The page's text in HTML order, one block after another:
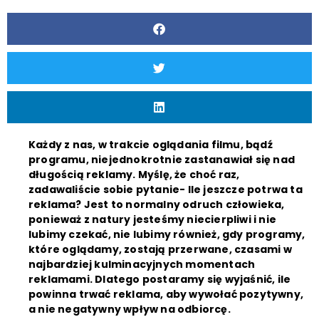
Każdy z nas, w trakcie oglądania filmu, bądź
programu, niejednokrotnie zastanawiał się nad
długością reklamy. Myślę, że choć raz,
zadawaliście sobie pytanie- Ile jeszcze potrwa ta
reklama? Jest to normalny odruch człowieka,
ponieważ z natury jesteśmy niecierpliwi i nie
lubimy czekać, nie lubimy również, gdy programy,
które oglądamy, zostają przerwane, czasami w
najbardziej kulminacyjnych momentach
reklamami. Dlatego postaramy się wyjaśnić, ile
powinna trwać reklama, aby wywołać pozytywny,
a nie negatywny wpływ na odbiorcę.